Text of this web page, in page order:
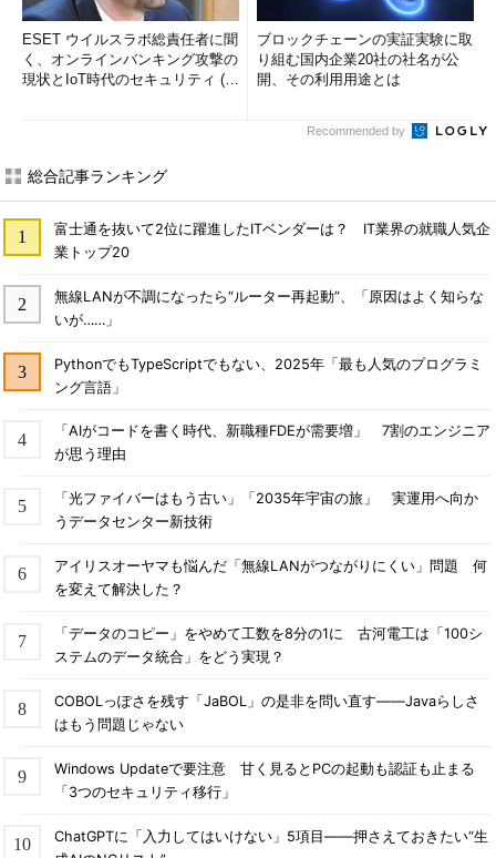
ESET ウイルスラボ総責任者に聞
く、オンラインバンキング攻撃の
現状とIoT時代のセキュリティ (1/
ブロックチェーンの実証実験に取
り組む国内企業20社の社名が公
開、その利用用途とは
Recommended by
総合記事ランキング
富士通を抜いて2位に躍進したITベンダーは？ IT業界の就職人気企
業トップ20
無線LANが不調になったら“ルーター再起動”、「原因はよく知らな
いが……」
PythonでもTypeScriptでもない、2025年「最も人気のプログラミ
ング言語」
「AIがコードを書く時代、新職種FDEが需要増」 7割のエンジニア
が思う理由
「光ファイバーはもう古い」「2035年宇宙の旅」 実運用へ向か
うデータセンター新技術
アイリスオーヤマも悩んだ「無線LANがつながりにくい」問題 何
を変えて解決した？
「データのコピー」をやめて工数を8分の1に 古河電工は「100シ
ステムのデータ統合」をどう実現？
COBOLっぽさを残す「JaBOL」の是非を問い直す――Javaらしさ
はもう問題じゃない
Windows Updateで要注意 甘く見るとPCの起動も認証も止まる
「3つのセキュリティ移行」
ChatGPTに「入力してはいけない」5項目――押さえておきたい“生